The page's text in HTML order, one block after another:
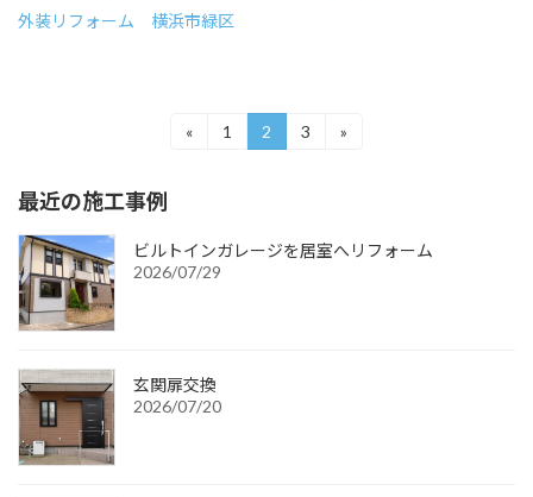
外装リフォーム 横浜市緑区
の
ペ
ー
ジ
送
り
«
固
1
固
定
2
固
3 »
最近の施工事例
ビルトインガレージを居室へリフォーム
2026/07/29
玄関扉交換
2026/07/20